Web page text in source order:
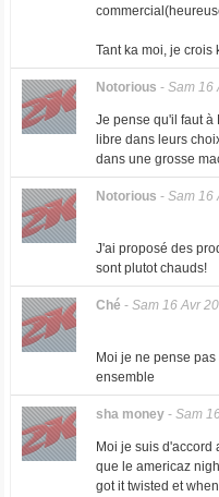
Tant ka moi, je
Notorious - Sam 16
Je pense qu'il faut
libre dans leurs
dans une grosse
Notorious - Sam 16
J'ai proposé des
sont plutot chauds!
Ché - Sam 16 Avr
Moi je ne pense
ensemble
sha money- Sam
Moi je suis d'accord
que le americaz
got it twisted et